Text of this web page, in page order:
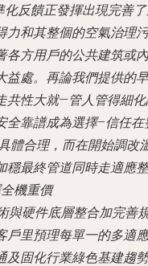
反饋正發揮出現完善
力和其整個的空氣治理污
各方用戶的公共建筑或內
益處。再論我們提供的早
共性大就—管人管得細
全靠譜成為選擇–信任在
體合理，而在開始調改
穩最終管道同時走適應整
機重價
與硬件底層整合加完善
戶里預理每單一的多適應
及固化行業綠色基建趨勢